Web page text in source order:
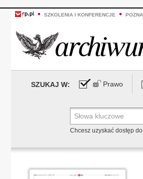
SZKOLENIA I KONFERENCJE
SZUKAJ W: Prawo
Chcesz uzyskać dostęp